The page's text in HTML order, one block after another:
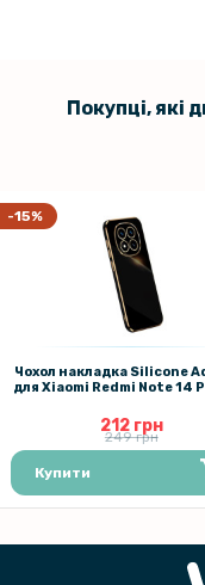
Покупці, які
-15%
Чохол накладка Silicone
для Xiaomi Redmi Note 14
212 грн
249 грн
Купити